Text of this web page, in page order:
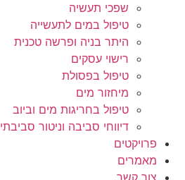
שפכי תעשיה
טיפול במים לתעשייה
היתר בניה ופרשה טכנית
רישוי עסקים
טיפול בפסולת
מיחזור מים
טיפול בחריגות מים וביוב
דיווחי סביבה וניטור סביבתי
פרויקטים
מאמרים
צור קשר